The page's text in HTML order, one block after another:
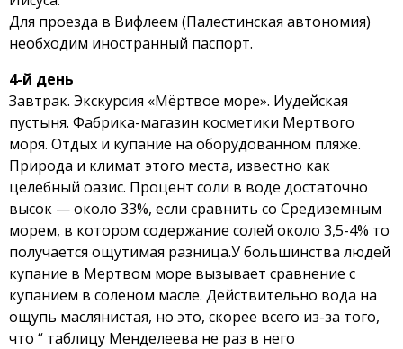
Для проезда в Вифлеем (Палестинская автономия)
необходим иностранный паспорт.
4-й день
Завтрак. Экскурсия «Мёртвое море». Иудейская
пустыня. Фабрика-магазин косметики Мертвого
моря. Отдых и купание на оборудованном пляже.
Природа и климат этого места, известно как
целебный оазис. Процент соли в воде достаточно
высок — около 33%, если сравнить со Cредиземным
морем, в котором содержание солей около 3,5-4% то
получается ощутимая разница.У большинства людей
купание в Мертвом море вызывает сравнение с
купанием в соленом масле. Действительно вода на
ощупь маслянистая, но это, скорее всего из-за того,
что “ таблицу Менделеева не раз в него